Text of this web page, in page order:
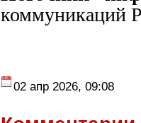
коммуникаций
02 апр 2026, 09:08